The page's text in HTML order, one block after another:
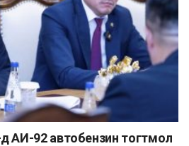
АИ-92 автобензин тогтмол